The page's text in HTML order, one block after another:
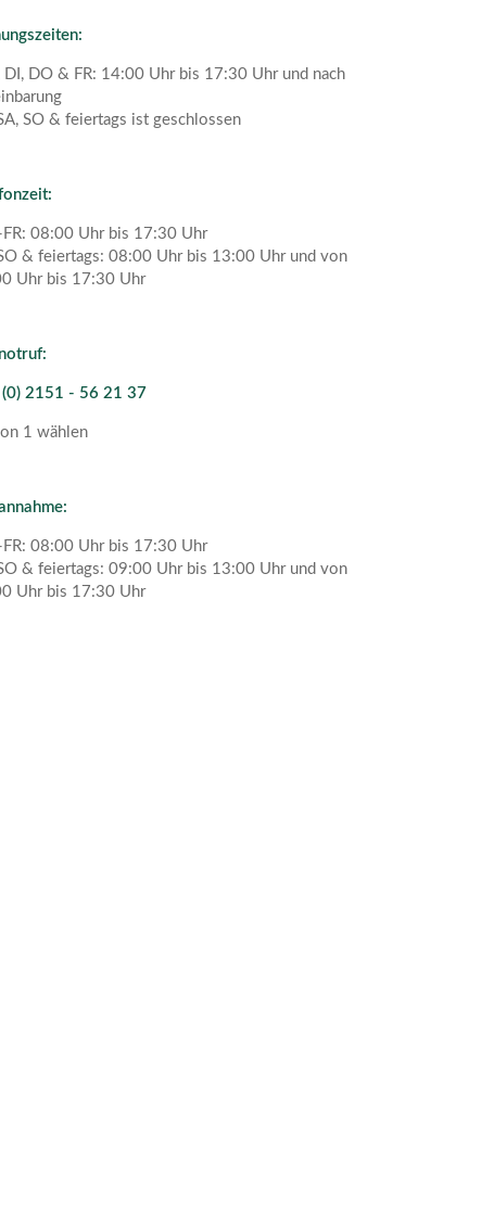
DI, DO & FR: 14:00 Uhr bis 17:30 Uhr und nach
SO & feiertags ist geschlossen
08:00 Uhr bis 17:30 Uhr
& feiertags: 08:00 Uhr bis 13:00 Uhr und von
Uhr bis 17:30 Uhr
2151 - 56 21 37
1 wählen
08:00 Uhr bis 17:30 Uhr
& feiertags: 09:00 Uhr bis 13:00 Uhr und von
Uhr bis 17:30 Uhr